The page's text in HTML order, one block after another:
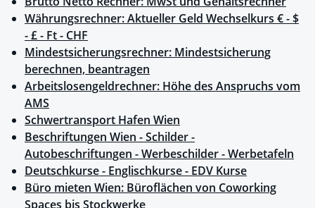
Währungsrechner: Aktueller Geld Wechselkurs € - $
- £ - Ft - CHF
Mindestsicherungsrechner: Mindestsicherung
berechnen, beantragen
Arbeitslosengeldrechner: Höhe des Anspruchs vom
AMS
Schwertransport Hafen Wien
Beschriftungen Wien - Schilder -
Autobeschriftungen - Werbeschilder - Werbetafeln
Deutschkurse - Englischkurse - EDV Kurse
Büro mieten Wien: Büroflächen von Coworking
Spaces bis Stockwerke